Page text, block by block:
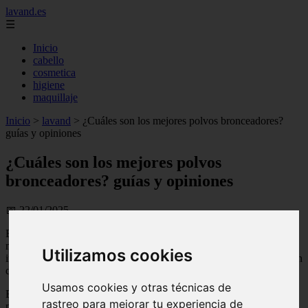
Utilizamos cookies
Usamos cookies y otras técnicas de
rastreo para mejorar tu experiencia de
lavand.es
☰
Inicio
cabello
cosmetica
higiene
maquillaje
Inicio > lavand > ¿Cuáles son los mejores polvos bronceadores?
guías y opiniones
¿Cuáles son los mejores polvos
bronceadores? guías y opiniones
📅 22/01/2025
Elegir entre
materia de maquillaje. Y es que en este momento el look natural se
impone. La cosmética dejó de ser recargada y las mujeres se alejaron
de gruesas capas de polvo para lucir y sentirse seguras y hermosas.
En la actualidad, la consigna sobre arreglo personal es: “menos es